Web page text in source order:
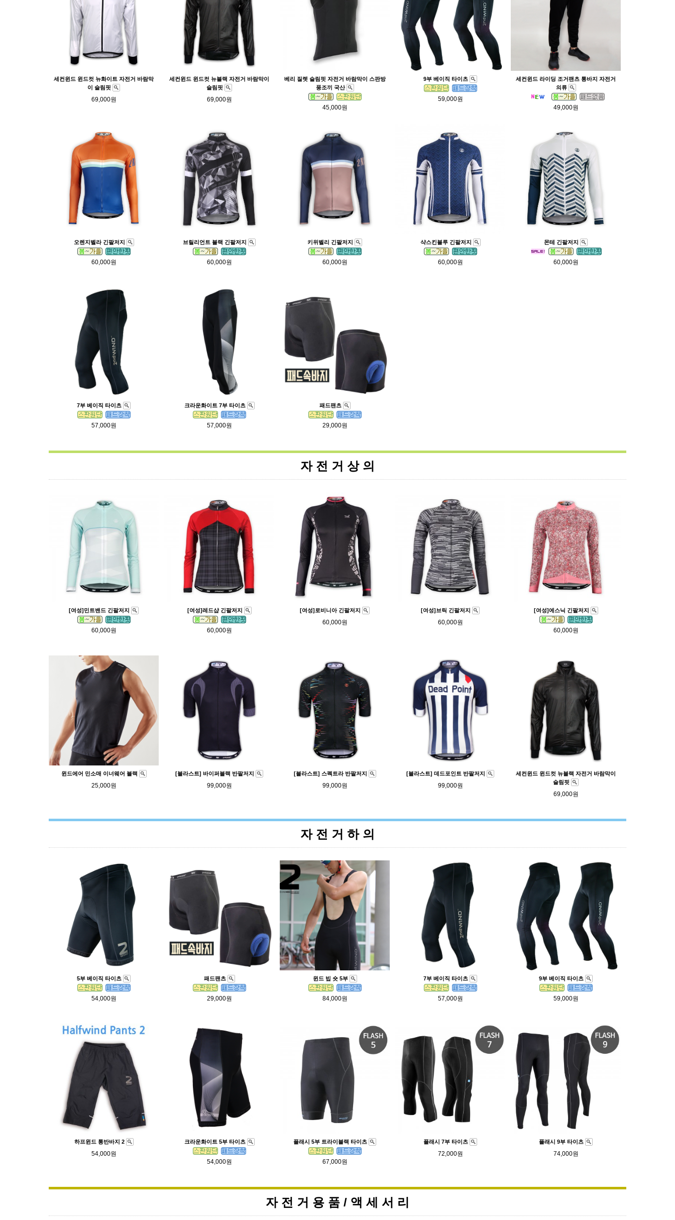
세컨윈드 윈드컷 뉴화이트 자전거 바람막
이 슬림핏
69,000원
세컨윈드 윈드컷 뉴블랙 자전거 바람막이
슬림핏
69,000원
베리 질렛 슬림핏 자전거 바람막이 스판방
풍조끼 국산
45,000원
9부 베이직 타이츠
59,000원
세컨윈드 라이딩 조거팬츠 통바지 자전거
의류
49,000원
오렌지벨라 긴팔저지
60,000원
브릴리언트 블랙 긴팔저지
60,000원
키위벨리 긴팔저지
60,000원
샥스킨블루 긴팔저지
60,000원
몬테 긴팔저지
60,000원
7부 베이직 타이츠
57,000원
크라운화이트 7부 타이츠
57,000원
패드팬츠
29,000원
자 전 거 상 의
[여성]민트밴드 긴팔저지
60,000원
[여성]레드샵 긴팔저지
60,000원
[여성]로비니아 긴팔저지
60,000원
[여성]브릭 긴팔저지
60,000원
[여성]에스닉 긴팔저지
60,000원
윈드에어 민소매 이너웨어 블랙
25,000원
[블라스트] 바이퍼블랙 반팔저지
99,000원
[블라스트] 스펙트라 반팔저지
99,000원
[블라스트] 데드포인트 반팔저지
99,000원
세컨윈드 윈드컷 뉴블랙 자전거 바람막이
슬림핏
69,000원
자 전 거 하 의
5부 베이직 타이츠
54,000원
패드팬츠
29,000원
윈드 빕 숏 5부
84,000원
7부 베이직 타이츠
57,000원
9부 베이직 타이츠
59,000원
하프윈드 통반바지 2
54,000원
크라운화이트 5부 타이츠
54,000원
플래시 5부 트라이블랙 타이츠
67,000원
플래시 7부 타이츠
72,000원
플래시 9부 타이츠
74,000원
자 전 거 용 품 / 액 세 서 리